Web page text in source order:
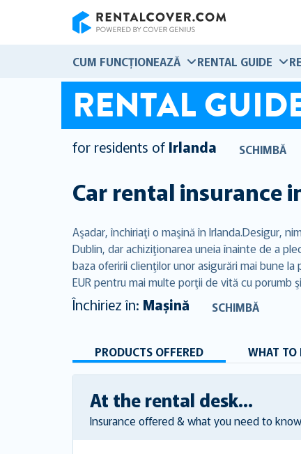
CUM FUNCȚIONEAZĂ RENTAL GUIDE
RENTAL
for residents of Irlanda SCHIMBĂ
Car rental insurance
Aşadar, închiriaţi o maşină în Irlanda.Desigur,
Dublin, dar achiziţionarea uneia înainte de a
baza oferirii clienţilor unor asigurări mai bune
EUR pentru mai multe porţii de vită cu porumb
Închiriez în: Mașină SCHIMBĂ
PRODUCTS OFFERED WHAT TO
At the rental desk...
Insurance offered & what you need to know